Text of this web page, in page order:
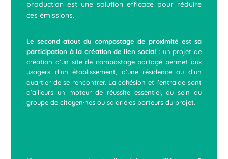
production est une solution efficace pour réduire
ces émissions.
Le second atout du compostage de proximité est sa
participation à la création de lien social : un projet de
création d’un site de compostage partagé permet aux
usagers d’un établissement, d’une résidence ou d’un
quartier de se rencontrer. La cohésion et l’entraide sont
d’ailleurs un moteur de réussite essentiel, au sein du
groupe de citoyen⸱nes ou salarié⸱es porteurs du projet.